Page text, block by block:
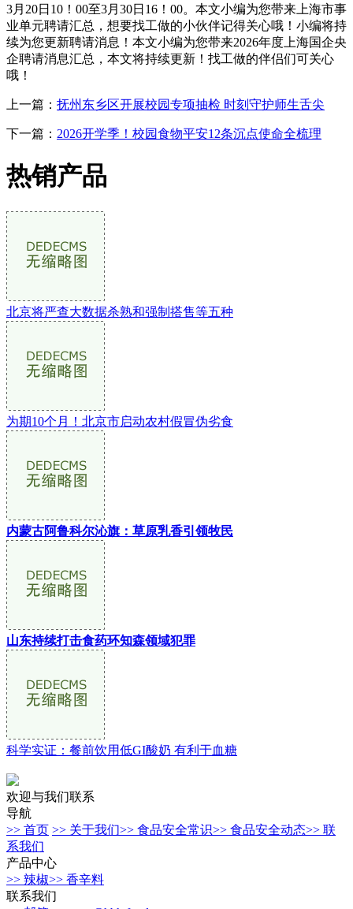
3月20日10！00至3月30日16！00。本文小编为您带来上海市事
业单元聘请汇总，想要找工做的小伙伴记得关心哦！小编将持
续为您更新聘请消息！本文小编为您带来2026年度上海国企央
企聘请消息汇总，本文将持续更新！找工做的伴侣们可关心
哦！
上一篇： 抚州东乡区开展校园专项抽检 时刻守护师生舌尖
下一篇： 2026开学季！校园食物平安12条沉点使命全梳理
热销产品
北京将严查大数据杀熟和强制搭售等五种
为期10个月！北京市启动农村假冒伪劣食
内蒙古阿鲁科尔沁旗：草原乳香引领牧民
山东持续打击食药环知森领域犯罪
科学实证：餐前饮用低GI酸奶 有利于血糖
欢迎与我们联系
导航
>> 首页 >> 关于我们>> 食品安全常识>> 食品安全动态>> 联
系我们
产品中心
>> 辣椒>> 香辛料
联系我们